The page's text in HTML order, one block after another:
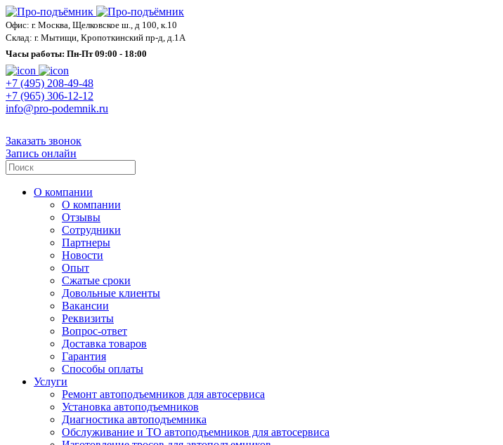
Офис: г. Москва, Щелковское ш., д 100, к.10
Склад: г. Мытищи, Кропоткинский пр-д, д.1А
Часы работы: Пн-Пт 09:00 - 18:00
+7 (495) 208-49-48
+7 (965) 306-12-12
info@pro-podemnik.ru
Заказать звонок
Запись онлайн
О компании
О компании
Отзывы
Сотрудники
Партнеры
Новости
Опыт
Сжатые сроки
Довольные клиенты
Вакансии
Реквизиты
Вопрос-ответ
Доставка товаров
Гарантия
Способы оплаты
Услуги
Ремонт автоподъемников для автосервиса
Установка автоподъемников
Диагностика автоподъемника
Обслуживание и ТО автоподъемников для автосервиса